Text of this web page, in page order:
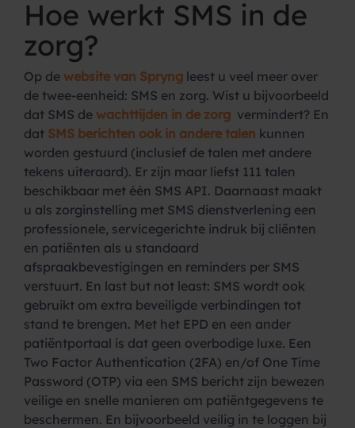
Hoe werkt SMS in de
zorg?
Op de website van Spryng leest u veel meer over
de twee-eenheid: SMS en zorg. Wist u bijvoorbeeld
dat SMS de wachttijden in de zorg vermindert? En
dat SMS berichten ook in andere talen kunnen
worden gestuurd (inclusief de talen met andere
tekens uiteraard). Er zijn maar liefst 111 talen
beschikbaar met één SMS API. Daarnaast maakt
u als zorginstelling met SMS dienstverlening een
professionele, servicegerichte indruk bij cliënten
en patiënten als u standaard
afspraakbevestigingen en reminders per SMS
verstuurt. En last but not least: SMS wordt ook
gebruikt om extra beveiligde verbindingen tot
stand te brengen. Met het EPD en een ander
patiëntportaal is dat geen overbodige luxe. Een
Two Factor Authentication (2FA) en/of One Time
Password (OTP) via een SMS bericht zijn bewezen
veilige en snelle manieren om patiëntgegevens te
beschermen. En bijvoorbeeld veilig in te loggen bij